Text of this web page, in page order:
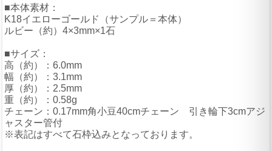
■本体素材：
K18イエローゴールド（サンプル＝本体）
ルビー（約）4×3mm×1石
■サイズ：
高（約）：6.0mm
幅（約）：3.1mm
厚（約）：2.5mm
重（約）：0.58g
チェーン：0.17mm角小豆40cmチェーン 引き輪下3cmアジ
ャスター管付
※表記はすべて石枠込みとなっております。